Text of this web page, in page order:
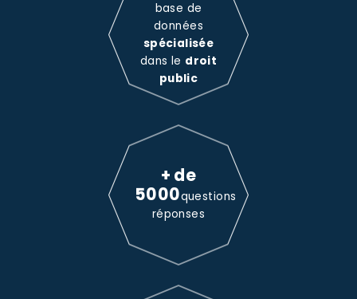
base de
données
spécialisée
dans le droit
public
+ de
5000questions
réponses